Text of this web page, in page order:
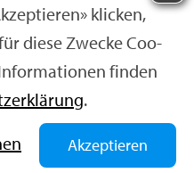
kli­cken,
diese Zwe­cke Coo­
fin­den
.
Akzeptieren
|Da­ten­schut­z­er­
Ne­ti­quet­te